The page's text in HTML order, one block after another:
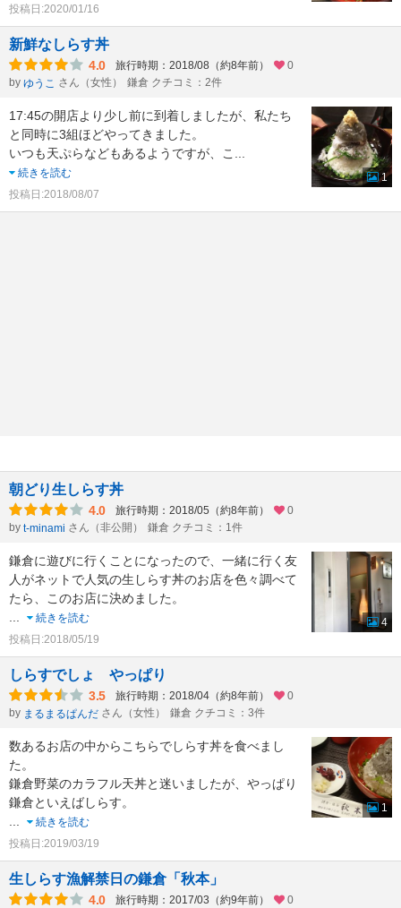
投稿日:2020/01/16
新鮮なしらす丼
4.0 旅行時期：2018/08（約8年前）
0
by ゆうこ さん（女性） 鎌倉 クチコミ：2件
17:45の開店より少し前に到着しましたが、私たち
と同時に3組ほどやってきました。
いつも天ぷらなどもあるようですが、こ ...
続きを読む
投稿日:2018/08/07
1
朝どり生しらす丼
4.0 旅行時期：2018/05（約8年前）
0
by t-minami さん（非公開） 鎌倉 クチコミ：1件
鎌倉に遊びに行くことになったので、一緒に行く友
人がネットで人気の生しらす丼のお店を色々調べて
たら、このお店に決めました。
...
続きを読む
投稿日:2018/05/19
4
しらすでしょ やっぱり
3.5 旅行時期：2018/04（約8年前）
0
by まるまるぱんだ さん（女性） 鎌倉 クチコミ：3件
数あるお店の中からこちらでしらす丼を食べまし
た。
鎌倉野菜のカラフル天丼と迷いましたが、やっぱり
鎌倉といえばしらす。
...
続きを読む
投稿日:2019/03/19
1
生しらす漁解禁日の鎌倉「秋本」
4.0 旅行時期：2017/03（約9年前） 0